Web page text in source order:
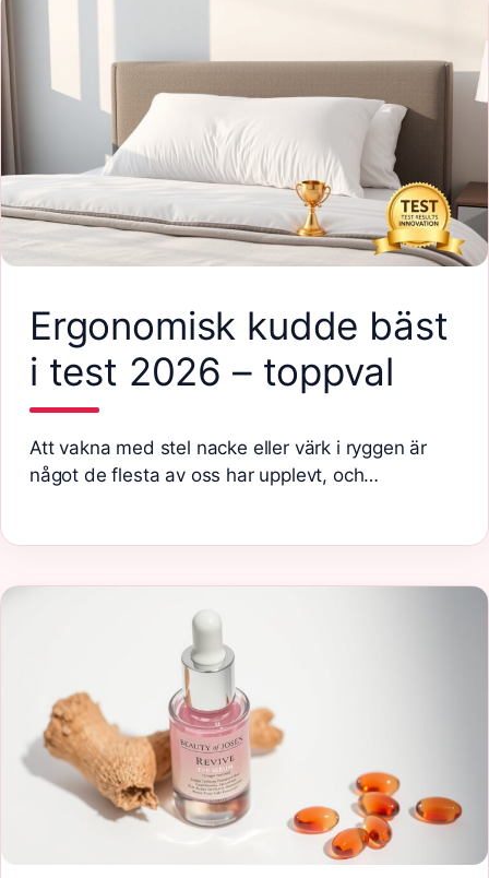
Ergonomisk kudde bäst
i test 2026 – toppval
Att vakna med stel nacke eller värk i ryggen är
något de flesta av oss har upplevt, och…